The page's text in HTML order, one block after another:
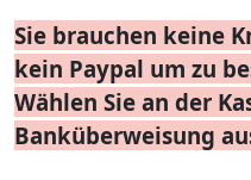
Sie brauchen keine
kein Paypal um zu
Wählen Sie an der
Banküberweisung